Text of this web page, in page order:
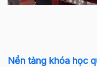
Nền tảng khóa học